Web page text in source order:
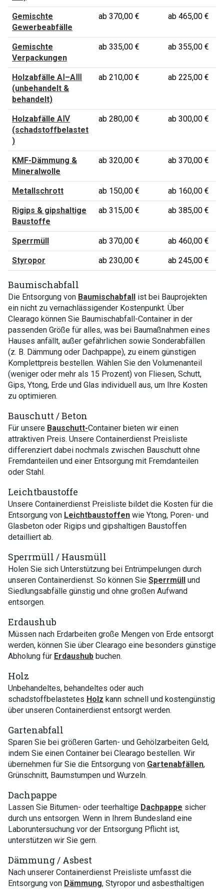
Gemischte
Gewerbeabfälle
ab 370,00 € ab 465,00 €
Gemischte
Verpackungen
ab 335,00 € ab 355,00 €
Holzabfälle AⅠ–AⅢ
(unbehandelt &
behandelt)
ab 210,00 € ab 225,00 €
Holzabfälle AⅣ
(schadstoffbelastet
)
ab 280,00 € ab 300,00 €
KMF-Dämmung &
Mineralwolle
ab 320,00 € ab 370,00 €
Metallschrott ab 150,00 € ab 160,00 €
Rigips & gipshaltige
Baustoffe
ab 315,00 € ab 385,00 €
Sperrmüll ab 370,00 € ab 460,00 €
Styropor ab 230,00 € ab 245,00 €
Baumischabfall
Die Entsorgung von Baumischabfall
ist bei Bauprojekten
ein nicht zu vernachlässigender Kostenpunkt. Über
Clearago können Sie Baumischabfall-Container in der
passenden Größe für alles, was bei Baumaßnahmen eines
Hauses anfällt, außer gefährlichen sowie Sonderabfällen
(z. B. Dämmung oder Dachpappe), zu einem günstigen
Komplettpreis bestellen. Wählen Sie den Volumenanteil
(weniger oder mehr als 15 Prozent) von Fliesen, Schutt,
Gips, Ytong, Erde und Glas individuell aus, um Ihre Kosten
zu optimieren.
Bauschutt / Beton
Für unsere Bauschutt-Container bieten wir einen
attraktiven Preis. Unsere Containerdienst Preisliste
differenziert dabei nochmals zwischen Bauschutt ohne
Fremdanteilen und einer Entsorgung mit Fremdanteilen
oder Stahl.
Leichtbaustoffe
Unsere Containerdienst Preisliste bildet die Kosten für die
Entsorgung von Leichtbaustoffen wie Ytong, Poren- und
Glasbeton oder Rigips und gipshaltigen Baustoffen
detailliert ab.
Sperrmüll / Hausmüll
Holen Sie sich Unterstützung bei Entrümpelungen durch
unseren Containerdienst. So können Sie Sperrmüll
und
Siedlungsabfälle günstig und ohne großen Aufwand
entsorgen.
Erdaushub
Müssen nach Erdarbeiten große Mengen von Erde entsorgt
werden, können Sie über Clearago eine besonders günstige
Abholung für Erdaushub buchen.
Holz
Unbehandeltes, behandeltes oder auch
schadstoffbelastetes Holz kann schnell und kostengünstig
über unseren Containerdienst entsorgt werden.
Gartenabfall
Sparen Sie bei größeren Garten- und Gehölzarbeiten Geld,
indem Sie einen Container bei Clearago bestellen. Wir
übernehmen für Sie die Entsorgung von Gartenabfällen,
Grünschnitt, Baumstumpen und Wurzeln.
Dachpappe
Lassen Sie Bitumen- oder teerhaltige Dachpappe sicher
durch uns entsorgen. Wenn in Ihrem Bundesland eine
Laboruntersuchung vor der Entsorgung Pflicht ist,
unterstützen wir Sie gern.
Dämmung / Asbest
Nach unserer Containerdienst Preisliste umfasst die
Entsorgung von Dämmung, Styropor und asbesthaltigen